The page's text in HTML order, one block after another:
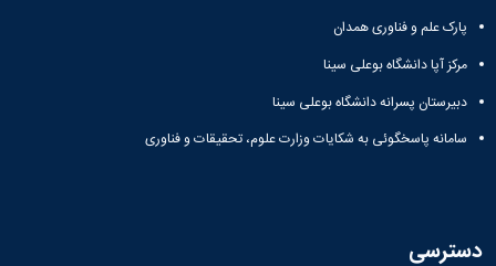
ارتباط با
معاونت
تماس
با
ما
نشانی
واحد
کارشناسان
لیست
تشکل
فعال
آئین
ثبت
همدلی"
فرم
های
نام
آنلاین
های
گالری
تصاویر
مراسم
دانشجویان
جدیدالورود
مراسم
پارک علم و فناوری همدان
مرکز آپا دانشگاه بوعلی سینا
دبیرستان پسرانه دانشگاه بوعلی سینا
سامانه پاسخگوئی به شکایات وزارت علوم، تحقیقات و فناوری
دسترسی